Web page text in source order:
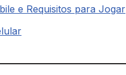
e Requisitos para Jogar